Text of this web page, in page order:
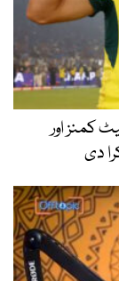
کمنز اور
دی